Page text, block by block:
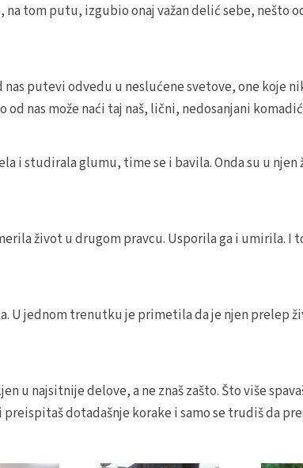
tom putu, izgubio onaj važan delić sebe, nešto
putevi odvedu u neslućene svetove, one koje
nas može naći taj naš, lični, nedosanjani
i studirala glumu, time se i bavila. Onda su u
život u drugom pravcu. Usporila ga i umirila. I
U jednom trenutku je primetila da je njen prelep
u najsitnije delove, a ne znaš zašto. Što više
dotadašnje korake i samo se trudiš da